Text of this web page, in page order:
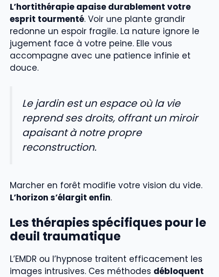
L’hortithérapie apaise durablement votre
esprit tourmenté. Voir une plante grandir
redonne un espoir fragile. La nature ignore le
jugement face à votre peine. Elle vous
accompagne avec une patience infinie et
douce.
Le jardin est un espace où la vie
reprend ses droits, offrant un miroir
apaisant à notre propre
reconstruction.
Marcher en forêt modifie votre vision du vide.
L’horizon s’élargit enfin.
Les thérapies spécifiques pour le
deuil traumatique
L’EMDR ou l’hypnose traitent efficacement les
images intrusives. Ces méthodes débloquent